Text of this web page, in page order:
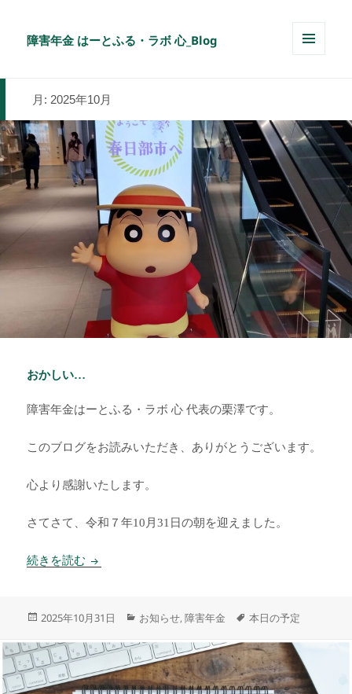
障害年金 はーとふる・ラボ 心_Blog
月: 2025年10月
おかしい…
障害年金はーとふる・ラボ 心 代表の栗澤です。
このブログをお読みいただき、ありがとうございます。
心より感謝いたします。
さてさて、令和７年10月31日の朝を迎えました。
続きを読む おかしい…
投
日:
2025年10月31日
カ
ゴ
リ
ー
お知らせ,障害年金
タ
本日の予定